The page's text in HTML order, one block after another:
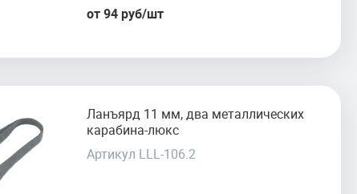
от 94 руб/шт
Ланъярд 11 мм, два металлических
карабина-люкс
Артикул LLL-106.2